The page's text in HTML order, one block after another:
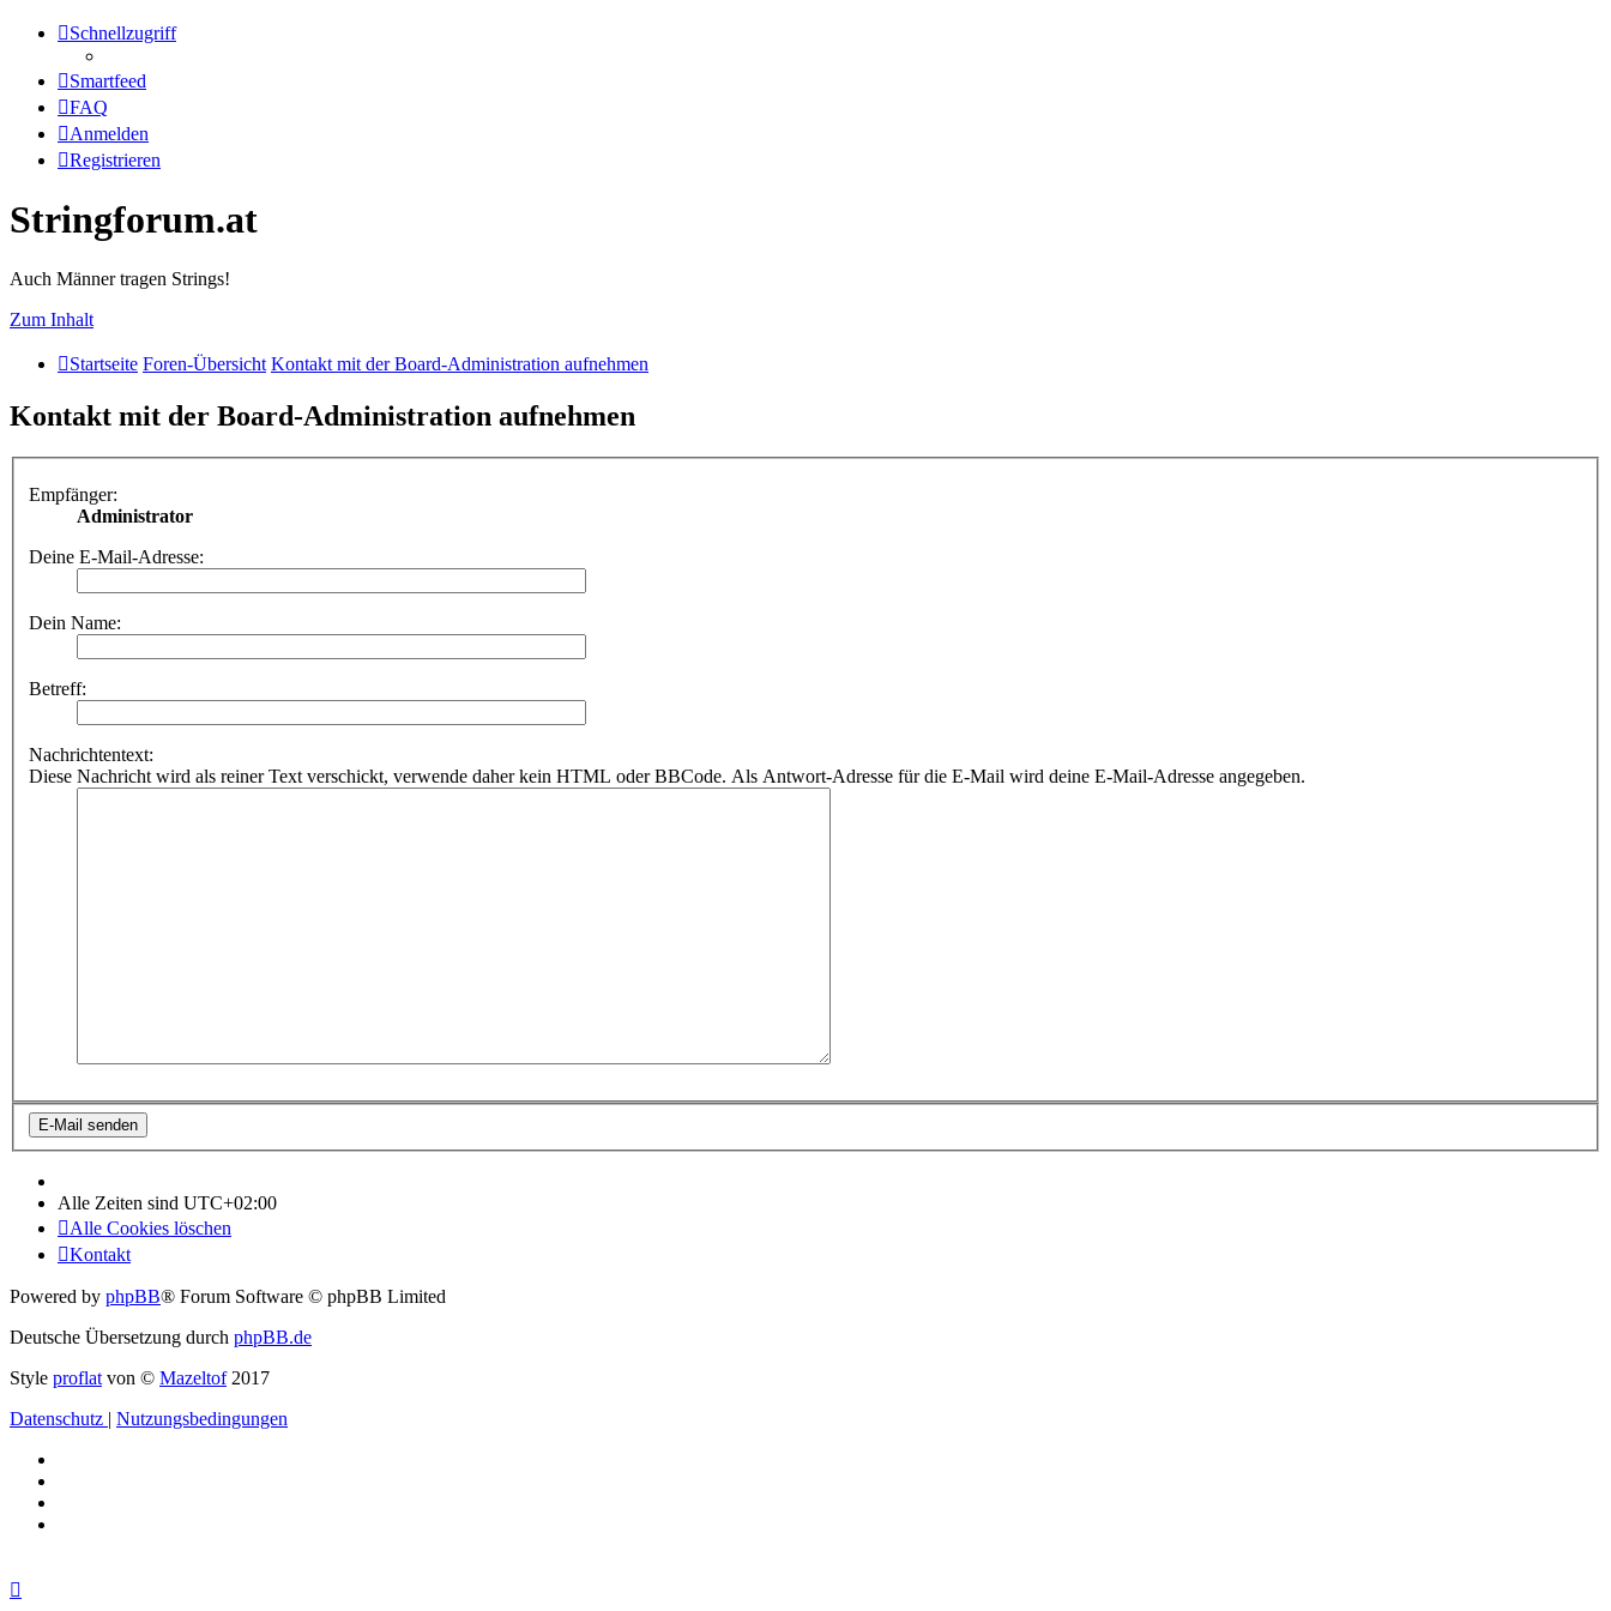
Schnellzugriff
Smartfeed
FAQ
Anmelden
Registrieren
Stringforum.at
Auch Männer tragen Strings!
Zum Inhalt
Startseite Foren-Übersicht Kontakt mit der Board-Administration aufnehmen
Kontakt mit der Board-Administration aufnehmen
Empfänger:
Administrator
Deine E-Mail-Adresse:
Dein Name:
Betreff:
Nachrichtentext:
Diese Nachricht wird als reiner Text verschickt, verwende daher kein HTML oder BBCode. Als Antwort-Adresse für die E-Mail wird deine E-Mail-Adresse angegeben.
Alle Zeiten sind UTC+02:00
Alle Cookies löschen
Kontakt
Powered by phpBB® Forum Software © phpBB Limited
Deutsche Übersetzung durch phpBB.de
Style proflat von © Mazeltof2017
Datenschutz | Nutzungsbedingungen